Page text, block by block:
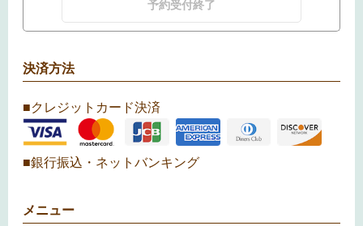
予約受付終了
決済方法
■クレジットカード決済
■銀行振込・ネットバンキング
メニュー